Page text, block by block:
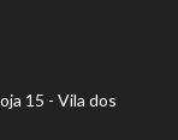
15 - Vila dos